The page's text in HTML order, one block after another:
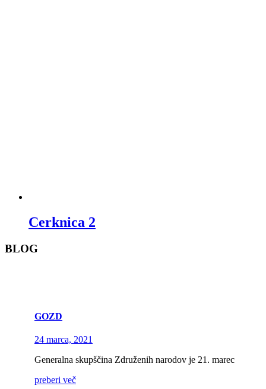
Cerknica 2
BLOG
GOZD
24 marca, 2021
Generalna skupščina Združenih narodov je 21. marec
preberi več